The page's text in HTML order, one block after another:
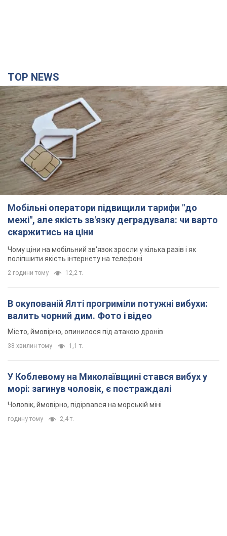
TOP NEWS
Мобільні оператори підвищили тарифи "до
межі", але якість зв'язку деградувала: чи варто
скаржитись на ціни
Чому ціни на мобільний зв'язок зросли у кілька разів і як
поліпшити якість інтернету на телефоні
2 години тому 12,2 т.
В окупованій Ялті прогриміли потужні вибухи:
валить чорний дим. Фото і відео
Місто, ймовірно, опинилося під атакою дронів
38 хвилин тому 1,1 т.
У Коблевому на Миколаївщині стався вибух у
морі: загинув чоловік, є постраждалі
Чоловік, ймовірно, підірвався на морській міні
годину тому 2,4 т.